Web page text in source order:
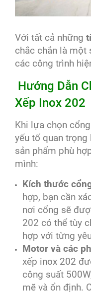
Với tất cả những
chắc chắn là một
các công trình
Hướng Dẫn
Xếp Inox 202
Khi lựa chọn
yếu tố quan
sản phẩm phù
mình:
Kích thước
hợp, bạn cần
nơi cổng sẽ
202 có thể tùy
hợp với từng
Motor và các
xếp inox 202
công suất
mẽ và ổn định.